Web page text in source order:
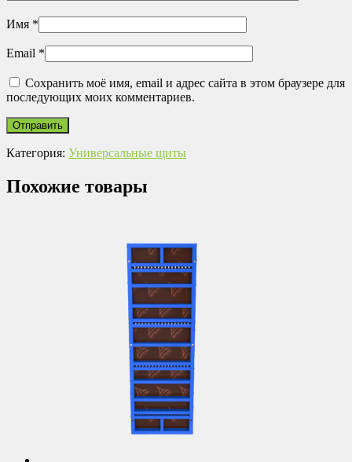
Имя *
Email *
Сохранить моё имя, email и адрес сайта в этом браузере для
последующих моих комментариев.
Категория: Универсальные щиты
Похожие товары